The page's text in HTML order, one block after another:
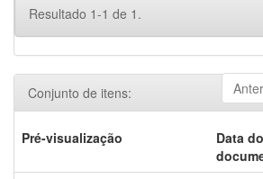
Resultado 1-1 de 1.
Conjunto de itens:
Pré-visualização
Data do